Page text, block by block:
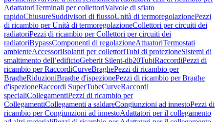
AdattatoriTerminali per collettoriValvole di sfiato
rapidoChiusureSuddivisori di flussoUnità di termoregolazionePezzi
di ricambio per Unità di termoregolazioneCollettori per circuiti dei
radiatoriPezzi di ricambio per Collettori per circuiti dei
radiatoriBypassComponenti di regolazioneAttuatoriTermostati
ambienteAccessoriIsolanti per collettoriTubi di protezioneSistemi di
smaltimento dell’edificioGeberit Silent-db20TubiRaccordiPezzi di
ricambio per RaccordiCurveBraghePezzi di ricambio per
BragheRiduzioniBraghe d'ispezionePezzi di ricambio per Braghe
d'ispezioneRaccordi SuperTubeCurveRaccordi
specialiCollegamentiPezzi di ricambio per
CollegamentiCollegamenti a saldareCongiunzioni ad innestoPezzi di
ricambio per Congiunzioni ad innestoAdattatori per il collegamento